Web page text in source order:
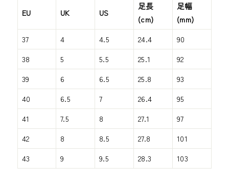
EU UK US
足長
(cm)
足幅
(mm)
37
4 4.5 24.4
90
38
5 5.5 25.1
92
39
6 6.5 25.8
93
40
6.5 7 26.4
95
41
7.5 8 27.1
97
42
8 8.5 27.8
101
43
9 9.5 28.3 103